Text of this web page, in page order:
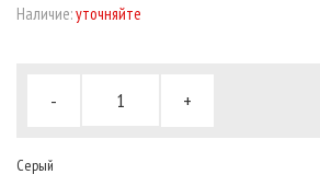
Наличие:уточняйте
- +
Серый